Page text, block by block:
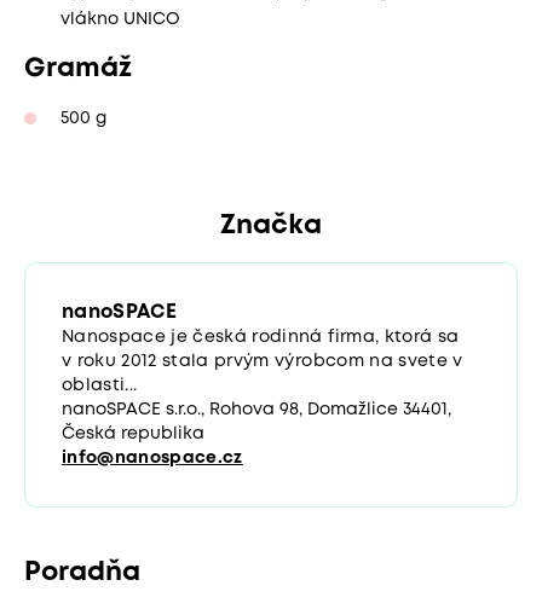
vlákno UNICO
Gramáž
500 g
Značka
nanoSPACE
Nanospace je česká rodinná firma, ktorá sa
v roku 2012 stala prvým výrobcom na svete v
oblasti...
nanoSPACE s.r.o., Rohova 98, Domažlice 34401,
Česká republika
info@nanospace.cz
Poradňa